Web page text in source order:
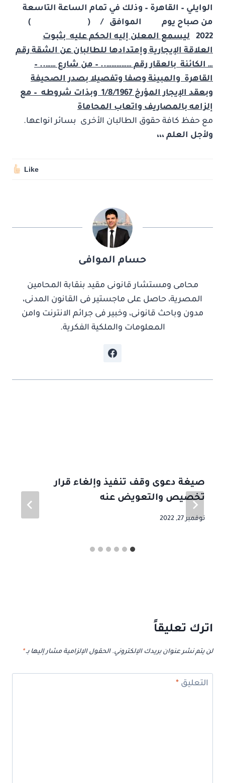
الوايلي – القاهرة – وذلك في تمام الساعة التاسعة
من صباح يوم الموافق / ( )
2022
ليسمع المعلن إليه الحكم عليه بثبوت
العلاقة الإيجارية وإمتدادها للطالبان عن الشقة رقم
… الكائنة بالعقار رقم …………….. – من شارع …….. –
القاهرة والمبينة وصفا وتفصيلا بصدر الصحيفة
وبعقد الإيجار المؤرخ 1/8/1967 وبذات شروطه – مع
إلزامه بالمصاريف واتعاب المحاماة
مع حفظ كافة حقوق الطالبان الأخرى بسائر انواعها.
ولأجل العلم ،،،
Like
حسام الموافى
محامى ومستشار قانونى مقيد بنقابة المحامين
المصرية، حاصل على ماجستير فى القانون المدنى،
مدون وباحث قانونى، وخبير فى جرائم الانترنت وامن
المعلومات والملكية الفكرية.
صيغة دعوى وقف تنفيذ وإلغاء قرار
تخصيص والتعويض عنه
نوفمبر 27, 2022
اترك تعليقاً
لن يتم نشر عنوان بريدك الإلكتروني. الحقول الإلزامية مشار إليها بـ*
التعليق *